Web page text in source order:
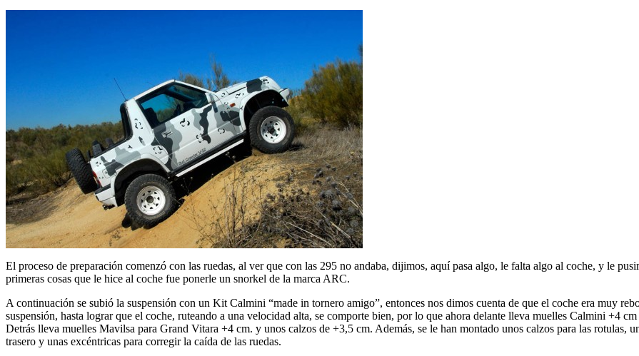
El proceso de preparación comenzó con las ruedas, al ver que con las 295 no andaba, dijimos, aquí pasa algo, le falta algo al coche, y le
primeras cosas que le hice al coche fue ponerle un snorkel de la marca ARC.
A continuación se subió la suspensión con un Kit Calmini “made in tornero amigo”, entonces nos dimos cuenta de que el coche era muy
suspensión, hasta lograr que el coche, ruteando a una velocidad alta, se comporte bien, por lo que ahora delante lleva muelles Calmini +4
Detrás lleva muelles Mavilsa para Grand Vitara +4 cm. y unos calzos de +3,5 cm. Además, se le han montado unos calzos para las rotulas,
trasero y unas excéntricas para corregir la caída de las ruedas.